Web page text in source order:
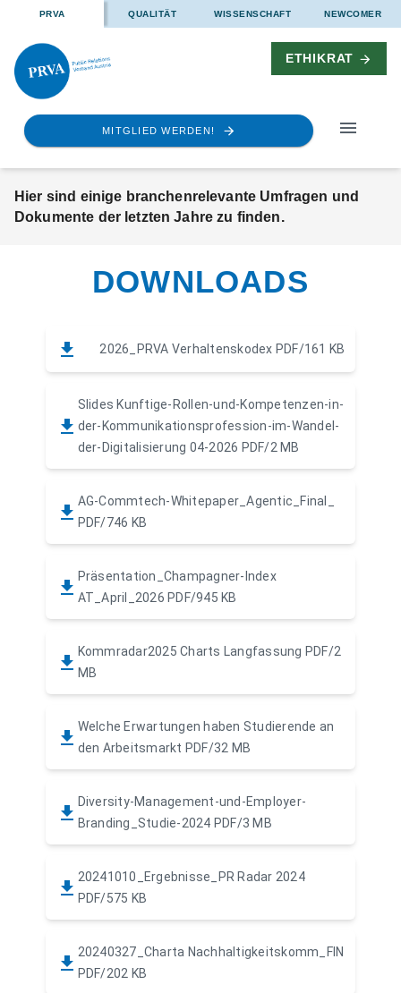
PRVA QUALITÄT WISSENSCHAFT NEWCOMER
ETHIKRAT
MITGLIED WERDEN!
Hier sind einige branchenrelevante Umfragen und
Dokumente der letzten Jahre zu finden.
DOWNLOADS
2026_PRVA Verhaltenskodex PDF/161 KB
Slides Kunftige-Rollen-und-Kompetenzen-in-
der-Kommunikationsprofession-im-Wandel-
der-Digitalisierung 04-2026 PDF/2 MB
AG-Commtech-Whitepaper_Agentic_Final_
PDF/746 KB
Präsentation_Champagner-Index
AT_April_2026 PDF/945 KB
Kommradar2025 Charts Langfassung PDF/2
MB
Welche Erwartungen haben Studierende an
den Arbeitsmarkt PDF/32 MB
Diversity-Management-und-Employer-
Branding_Studie-2024 PDF/3 MB
20241010_Ergebnisse_PR Radar 2024
PDF/575 KB
20240327_Charta Nachhaltigkeitskomm_FIN
PDF/202 KB